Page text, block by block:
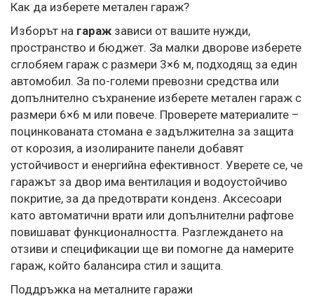
Как да изберете метален гараж?
Изборът на гараж зависи от вашите нужди,
пространство и бюджет. За малки дворове изберете
сглобяем гараж с размери 3×6 м, подходящ за един
автомобил. За по-големи превозни средства или
допълнително съхранение изберете метален гараж с
размери 6×6 м или повече. Проверете материалите –
поцинкованата стомана е задължителна за защита
от корозия, а изолираните панели добавят
устойчивост и енергийна ефективност. Уверете се, че
гаражът за двор има вентилация и водоустойчиво
покритие, за да предотврати конденз. Аксесоари
като автоматични врати или допълнителни рафтове
повишават функционалността. Разглеждането на
отзиви и спецификации ще ви помогне да намерите
гараж, който балансира стил и защита.
Поддръжка на металните гаражи